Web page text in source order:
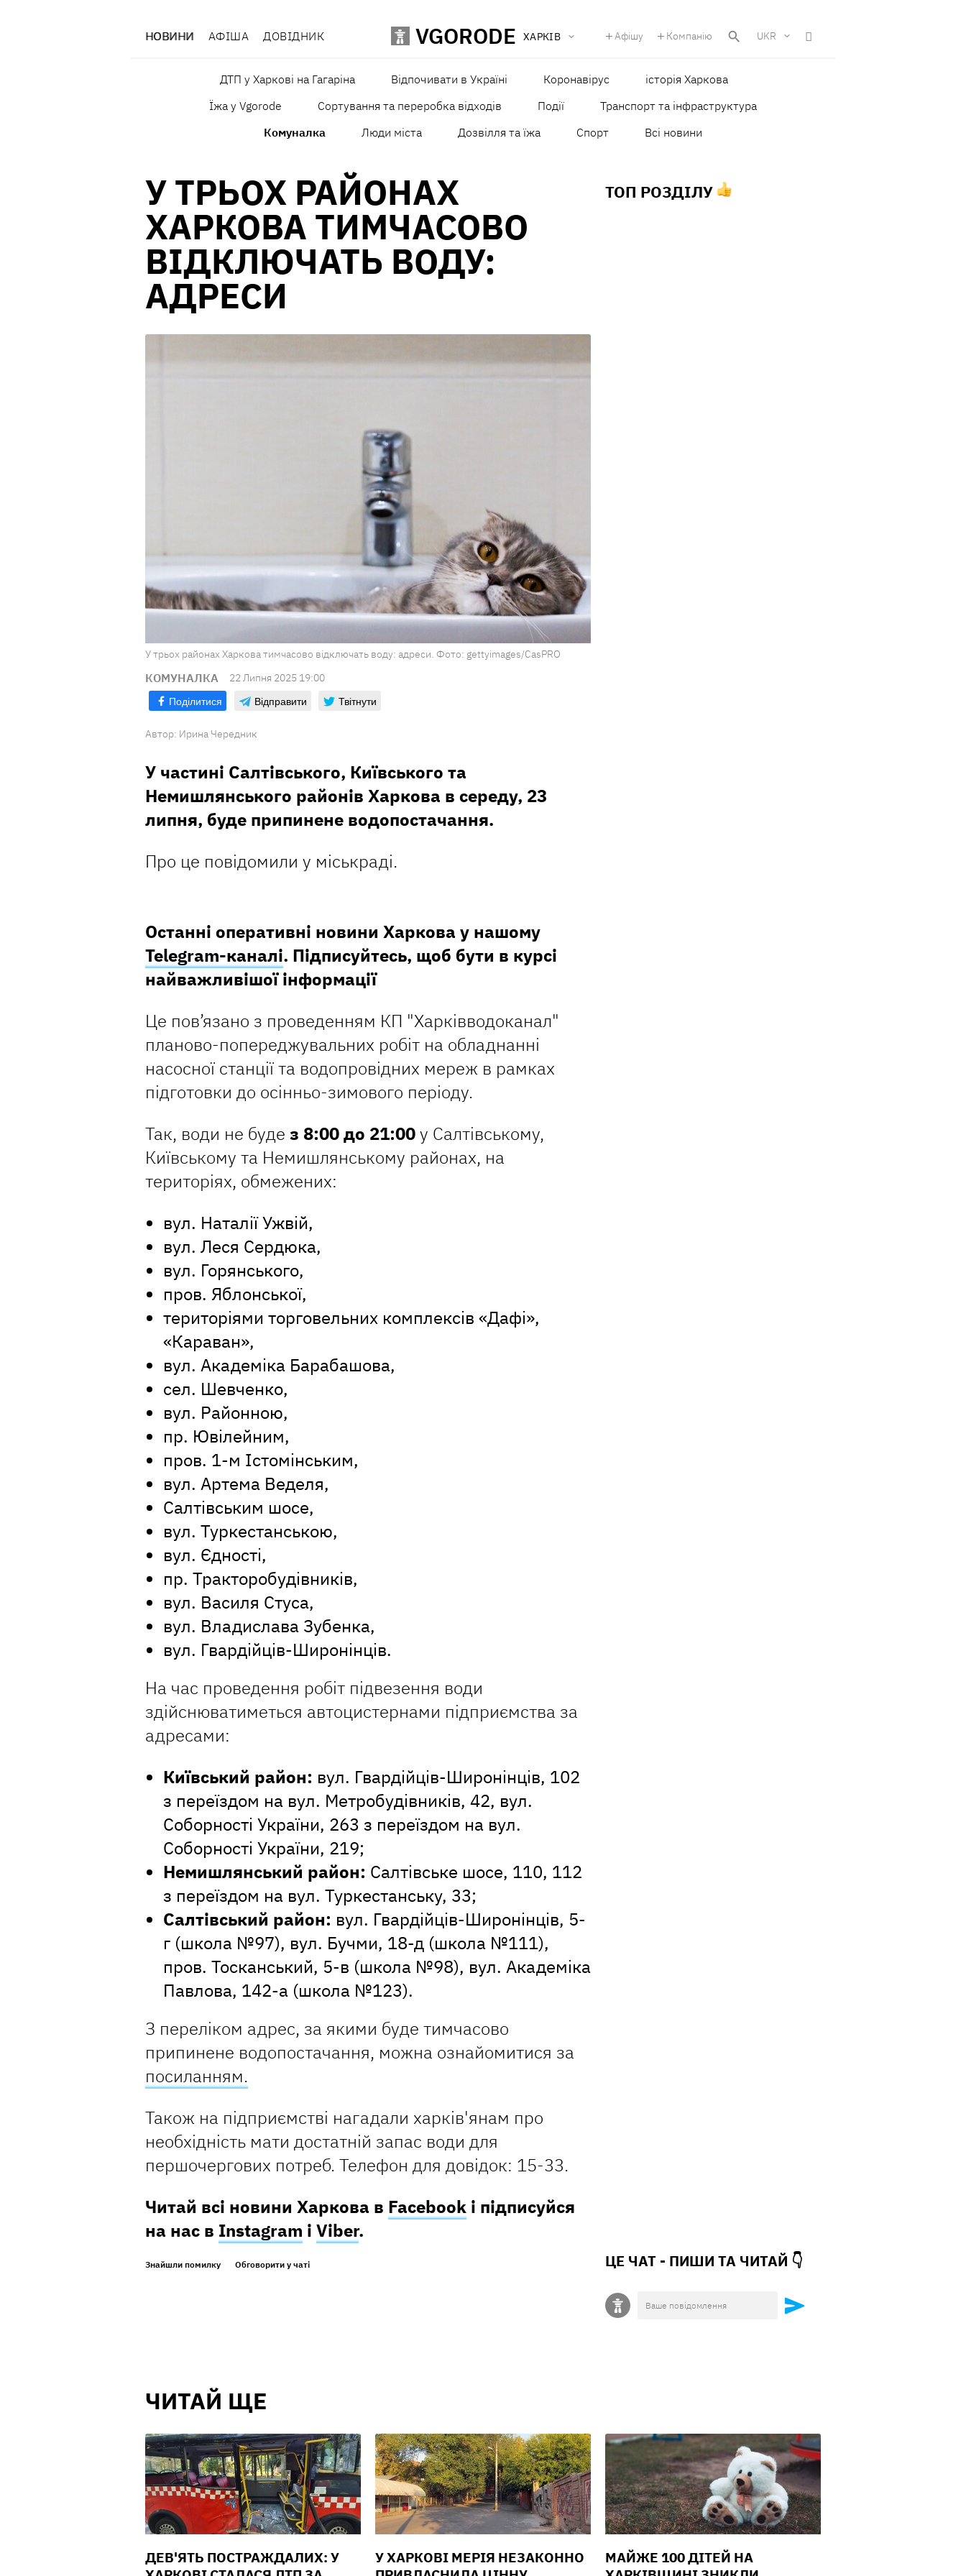
НОВИНИ АФІША ДОВІДНИК VGORODE ХАРКІВ Афішу Компанію UKR
ДТП у Харкові на Гагаріна Відпочивати в Україні Коронавірус
історія Харкова
Їжа у Vgorode
Сортування та переробка відходів Події
Транспорт та інфраструктура
Комуналка
Люди міста Дозвілля та їжа Спорт Всі новини
У ТРЬОХ РАЙОНАХ
ХАРКОВА ТИМЧАСОВО
ВІДКЛЮЧАТЬ ВОДУ:
АДРЕСИ
У трьох районах Харкова тимчасово відключать воду: адреси. Фото: gettyimages/CasPRO
КОМУНАЛКА 22 Липня 2025 19:00
Поділитися Відправити Твітнути
Автор: Ирина Чередник
У частині Салтівського, Київського та
Немишлянського районів Харкова в середу, 23
липня, буде припинене водопостачання.
Про це повідомили у міськраді.
Останні оперативні новини Харкова у нашому
Telegram-каналі. Підписуйтесь, щоб бути в курсі
найважливішої інформації
Це пов’язано з проведенням КП "Харківводоканал"
планово-попереджувальних робіт на обладнанні
насосної станції та водопровідних мереж в рамках
підготовки до осінньо-зимового періоду.
Так, води не буде з 8:00 до 21:00у Салтівському,
Київському та Немишлянському районах, на
територіях, обмежених:
вул. Наталії Ужвій,
вул. Леся Сердюка,
вул. Горянського,
пров. Яблонської,
територіями торговельних комплексів «Дафі»,
«Караван»,
вул. Академіка Барабашова,
сел. Шевченко,
вул. Районною,
пр. Ювілейним,
пров. 1-м Істомінським,
вул. Артема Веделя,
Салтівським шосе,
вул. Туркестанською,
вул. Єдності,
пр. Тракторобудівників,
вул. Василя Стуса,
вул. Владислава Зубенка,
вул. Гвардійців-Широнінців.
На час проведення робіт підвезення води
здійснюватиметься автоцистернами підприємства за
адресами:
Київський район: вул. Гвардійців-Широнінців, 102
з переїздом на вул. Метробудівників, 42, вул.
Соборності України, 263 з переїздом на вул.
Соборності України, 219;
Немишлянський район: Салтівське шосе, 110, 112
з переїздом на вул. Туркестанську, 33;
Салтівський район: вул. Гвардійців-Широнінців, 5-
г (школа №97), вул. Бучми, 18-д (школа №111),
пров. Тосканський, 5-в (школа №98), вул. Академіка
Павлова, 142-а (школа №123).
З переліком адрес, за якими буде тимчасово
припинене водопостачання, можна ознайомитися за
посиланням.
Також на підприємстві нагадали харків'янам про
необхідність мати достатній запас води для
першочергових потреб. Телефон для довідок: 15-33.
Читай всі новини Харкова в Facebook і підписуйся
на нас в Instagram і Viber.
Знайшли помилку Обговорити у чаті
ТОП РОЗДІЛУ
ЦЕ ЧАТ - ПИШИ ТА ЧИТАЙ 👇
ЧИТАЙ ЩЕ
ДЕВ'ЯТЬ ПОСТРАЖДАЛИХ: У
У ХАРКОВІ МЕРІЯ НЕЗАКОННО
МАЙЖЕ 100 ДІТЕЙ НА